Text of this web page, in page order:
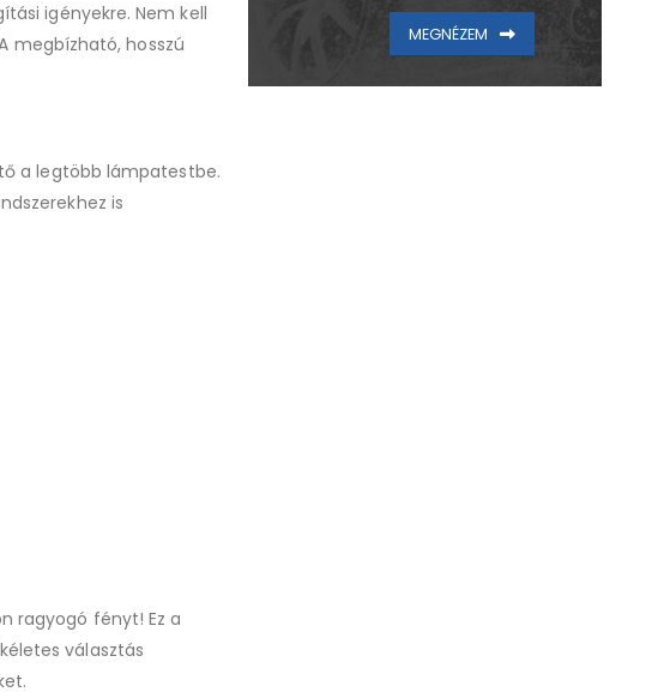
igényekre. Nem kell
megbízható, hosszú
a legtöbb lámpatestbe.
is
ragyogó fényt! Ez a
választás
MEGNÉZEM